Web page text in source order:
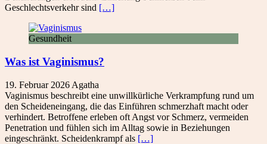
Geschlechtsverkehr sind […]
Gesundheit
Was ist Vaginismus?
19. Februar 2026 Agatha
Vaginismus beschreibt eine unwillkürliche Verkrampfung rund um
den Scheideneingang, die das Einführen schmerzhaft macht oder
verhindert. Betroffene erleben oft Angst vor Schmerz, vermeiden
Penetration und fühlen sich im Alltag sowie in Beziehungen
eingeschränkt. Scheidenkrampf als […]